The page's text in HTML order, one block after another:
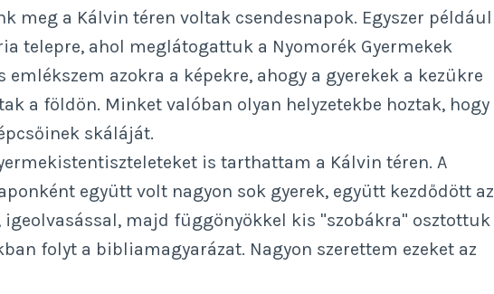
meg a Kálvin téren voltak csendesnapok. Egyszer például
telepre, ahol meglátogattuk a Nyomorék Gyermekek
emlékszem azokra a képekre, ahogy a gyerekek a kezükre
a földön. Minket valóban olyan helyzetekbe hoztak, hogy
skáláját.
is tarthattam a Kálvin téren. A
együtt volt nagyon sok gyerek, együtt kezdődött az
igeolvasással, majd függönyökkel kis "szobákra" osztottuk
folyt a bibliamagyarázat. Nagyon szerettem ezeket az